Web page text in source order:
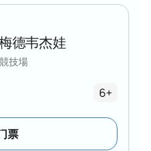
错过冬季最重要的体育赛
数千名观众。
择和预订，因为上一次花
内就售罄。
德韦杰娃
技場
6+
票